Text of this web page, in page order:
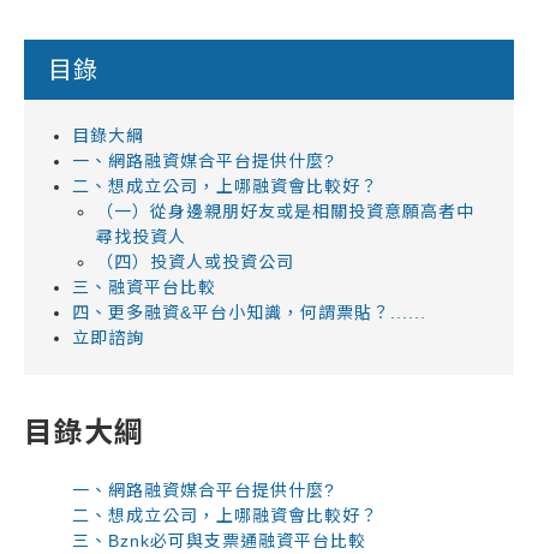
目錄
目錄大綱
一、網路融資媒合平台提供什麼?
二、想成立公司，上哪融資會比較好？
（一）從身邊親朋好友或是相關投資意願高者中
尋找投資人
（四）投資人或投資公司
三、融資平台比較
四、更多融資&平台小知識，何謂票貼？......
立即諮詢
目錄大綱
一、網路融資媒合平台提供什麼?
二、想成立公司，上哪融資會比較好？
三、Bznk必可與支票通融資平台比較